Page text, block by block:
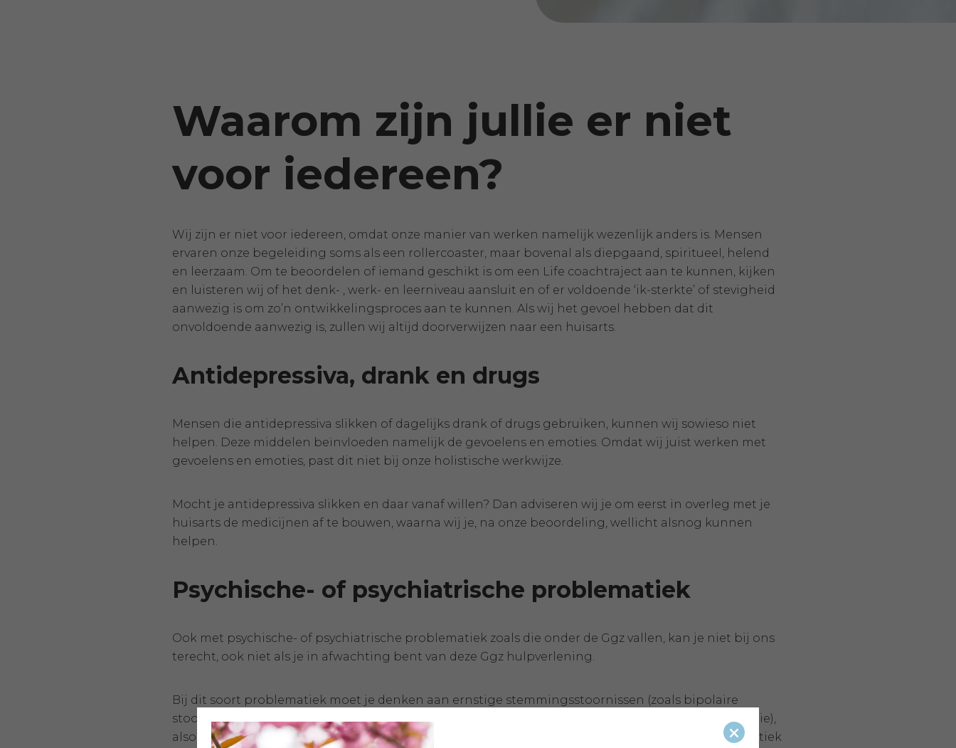
Waarom zijn jullie er niet
voor iedereen?
Wij zijn er niet voor iedereen, omdat onze manier van werken namelijk wezenlijk anders is. Mensen
ervaren onze begeleiding soms als een rollercoaster, maar bovenal als diepgaand, spiritueel, helend
en leerzaam. Om te beoordelen of iemand geschikt is om een Life coachtraject aan te kunnen, kijken
en luisteren wij of het denk- , werk- en leerniveau aansluit en of er voldoende ‘ik-sterkte’ of stevigheid
aanwezig is om zo’n ontwikkelingsproces aan te kunnen. Als wij het gevoel hebben dat dit
onvoldoende aanwezig is, zullen wij altijd doorverwijzen naar een huisarts.
Antidepressiva, drank en drugs
Mensen die antidepressiva slikken of dagelijks drank of drugs gebruiken, kunnen wij sowieso niet
helpen. Deze middelen beïnvloeden namelijk de gevoelens en emoties. Omdat wij juist werken met
gevoelens en emoties, past dit niet bij onze holistische werkwijze.
Mocht je antidepressiva slikken en daar vanaf willen? Dan adviseren wij je om eerst in overleg met je
huisarts de medicijnen af te bouwen, waarna wij je, na onze beoordeling, wellicht alsnog kunnen
helpen.
Psychische- of psychiatrische problematiek
Ook met psychische- of psychiatrische problematiek zoals die onder de Ggz vallen, kan je niet bij ons
terecht, ook niet als je in afwachting bent van deze Ggz hulpverlening.
Bij dit soort problematiek moet je denken aan ernstige stemmingsstoornissen (zoals bipolaire
stoornis), depressieve stoornissen- of angststoornissen, psychotische stoornissen (zoals schizofrenie),
alsook persoonlijkheidsstoornissen zoals; borderline, ernstige ADHD/ADD klachten, ASS problematiek
Sluiten